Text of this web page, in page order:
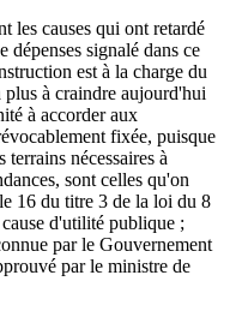
les causes qui ont retardé
dépenses signalé dans ce
est à la charge du
à craindre aujourd'hui
à accorder aux
fixée, puisque
terrains nécessaires à
sont celles qu'on
16 du titre 3 de la loi du 8
d'utilité publique ;
par le Gouvernement
par le ministre de